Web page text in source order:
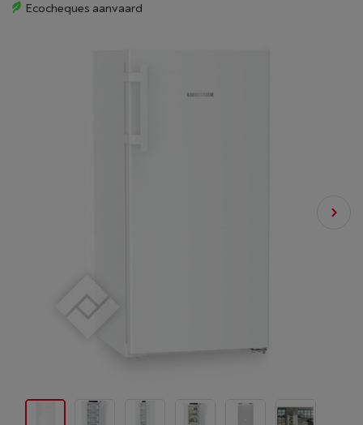
Ecocheques aanvaard